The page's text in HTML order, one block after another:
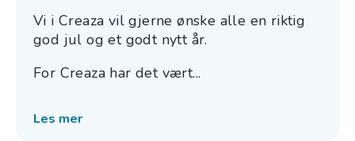
Vi i Creaza vil gjerne ønske alle en riktig
god jul og et godt nytt år.
For Creaza har det vært...
Les mer